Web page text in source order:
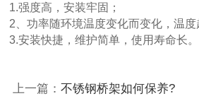
1.强度高，安装牢固；
2、功率随环境温度变化而变化，温
3.安装快捷，维护简单，使用寿命长。
上一篇： 不锈钢桥架如何保养?